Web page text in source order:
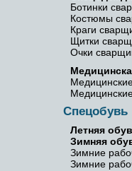
Ботинки
Костюмы
Краги
Щитки
Очки
Спецобувь
Летняя
Зимняя
Зимние
Зимние